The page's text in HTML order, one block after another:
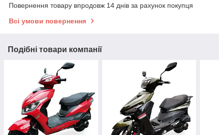
Повернення товару впродовж 14 днів за рахунок покупця
Всі умови повернення
Подібні товари компанії